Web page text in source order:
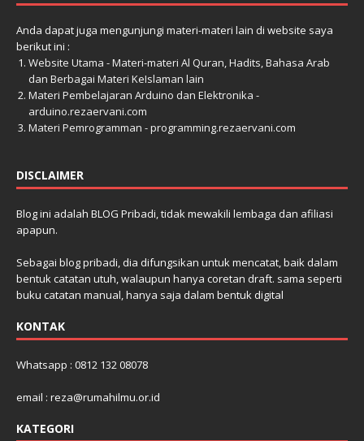
Anda dapat juga mengunjungi materi-materi lain di website saya
berikut ini :
Website Utama - Materi-materi Al Quran, Hadits, Bahasa Arab
dan Berbagai Materi KeIslaman lain
Materi Pembelajaran Arduino dan Elektronika -
arduino.rezaervani.com
Materi Pemrogramman - programming.rezaervani.com
DISCLAIMER
Blog ini adalah BLOG Pribadi, tidak mewakili lembaga dan afiliasi
apapun.
Sebagai blog pribadi, dia difungsikan untuk mencatat, baik dalam
bentuk catatan utuh, walaupun hanya coretan draft. sama seperti
buku catatan manual, hanya saja dalam bentuk digital
KONTAK
Whatsapp : 0812 132 08078
email : reza@rumahilmu.or.id
KATEGORI